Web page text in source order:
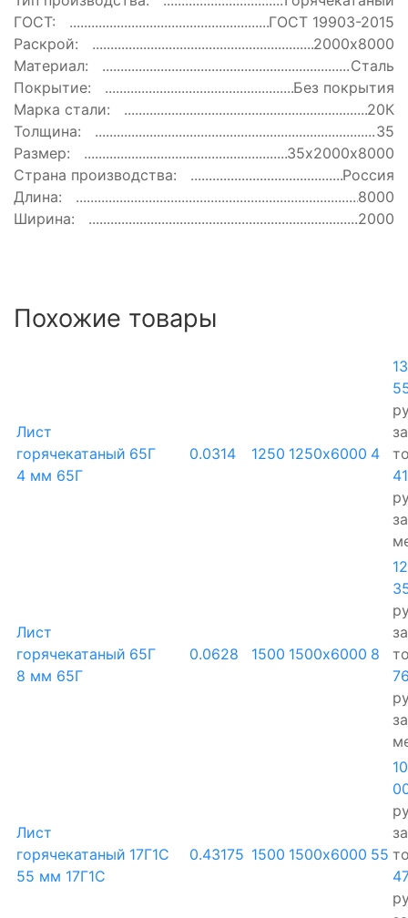
ГОСТ:
ГОСТ 19903-2015
Раскрой:
2000х8000
Материал:
Сталь
Покрытие:
Без покрытия
Марка стали:
20К
Толщина:
35
Размер:
35х2000х8000
Страна производства:
Россия
Длина:
8000
Ширина:
2000
Похожие товары
Лист
горячекатаный
4 мм 65Г
65Г 0.0314 1250 1250х6000 4
за
за
Лист
горячекатаный
8 мм 65Г
65Г 0.0628 1500 1500х6000 8
за
за
Лист
горячекатаный
55 мм 17Г1С
17Г1С 0.43175 1500 1500х6000 55
за